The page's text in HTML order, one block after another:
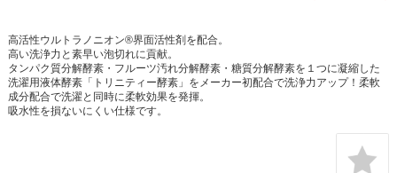
高活性ウルトラノニオン®界面活性剤を配合。
高い洗浄力と素早い泡切れに貢献。
タンパク質分解酵素・フルーツ汚れ分解酵素・糖質分解酵素を１つに凝縮した
洗濯用液体酵素「トリニティー酵素」をメーカー初配合で洗浄力アップ！柔軟
成分配合で洗濯と同時に柔軟効果を発揮。
吸水性を損ないにくい仕様です。